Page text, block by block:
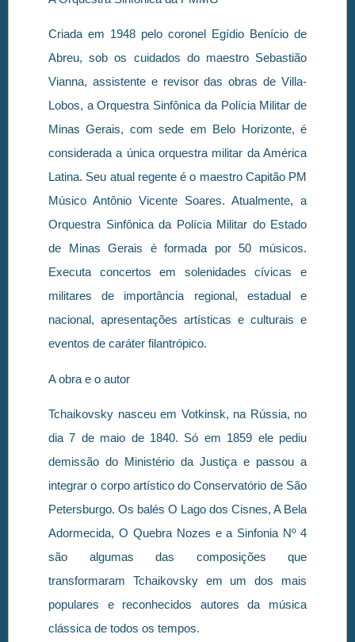
Criada em 1948 pelo coronel Egídio Benício de
Abreu, sob os cuidados do maestro Sebastião
Vianna, assistente e revisor das obras de Villa-
Lobos, a Orquestra Sinfônica da Polícia Militar de
Minas Gerais, com sede em Belo Horizonte, é
considerada a única orquestra militar da América
Latina. Seu atual regente é o maestro Capitão PM
Músico Antônio Vicente Soares. Atualmente, a
Orquestra Sinfônica da Polícia Militar do Estado
de Minas Gerais é formada por 50 músicos.
Executa concertos em solenidades cívicas e
militares de importância regional, estadual e
nacional, apresentações artísticas e culturais e
eventos de caráter filantrópico.
A obra e o autor
Tchaikovsky nasceu em Votkinsk, na Rússia, no
dia 7 de maio de 1840. Só em 1859 ele pediu
demissão do Ministério da Justiça e passou a
integrar o corpo artístico do Conservatório de São
Petersburgo. Os balés O Lago dos Cisnes, A Bela
Adormecida, O Quebra Nozes e a Sinfonia Nº 4
são algumas das composições que
transformaram Tchaikovsky em um dos mais
populares e reconhecidos autores da música
clássica de todos os tempos.